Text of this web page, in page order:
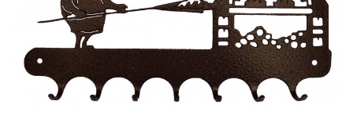
Déco
asiatique
Déco
collectionneurs